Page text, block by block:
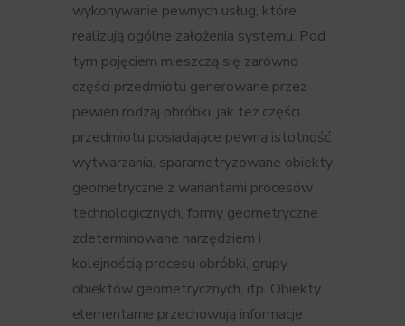
wykonywanie pewnych usług, które
realizują ogólne założenia systemu. Pod
tym pojęciem mieszczą się zarówno
części przedmiotu generowane przez
pewien rodzaj obróbki, jak też części
przedmiotu posiadające pewną istotność
wytwarzania, sparametryzowane obiekty
geometryczne z wariantami procesów
technologicznych, formy geometryczne
zdeterminowane narzędziem i
kolejnością procesu obróbki, grupy
obiektów geometrycznych, itp. Obiekty
elementarne przechowują informacje